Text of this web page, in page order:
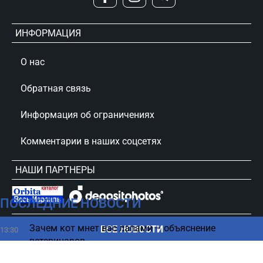
ПОСЛЕДНИЕ НОВОСТИ
13:30
Зачем кот мнет вас лапами – объяснение
ветеринаров
ВСЕ НОВОСТИ
ИНФОРМАЦИЯ
О нас
Обратная связь
Информация об ограничениях
Комментарии в наших соцсетях
НАШИ ПАРТНЕРЫ
сursorinfo.co.il © Все права защищены